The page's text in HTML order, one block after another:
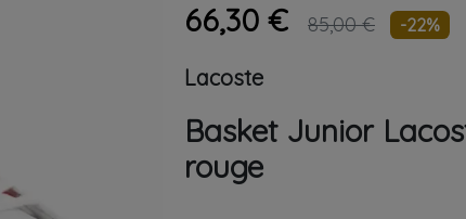
66,30 € 85,00 € -22%
Lacoste
Basket Junior
rouge